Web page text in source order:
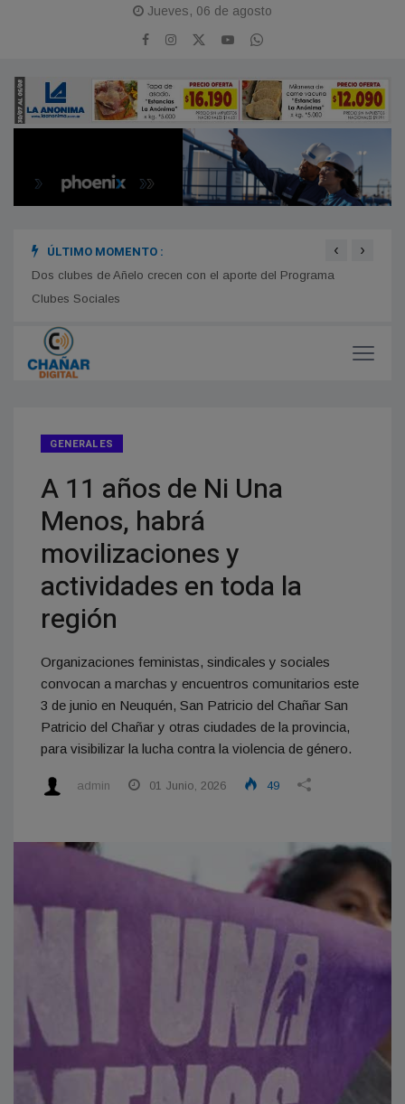
Jueves, 06 de agosto
ÚLTIMO MOMENTO :
Dos clubes de Añelo crecen con el aporte del Programa
Clubes Sociales
‹ ›
GENERALES
A 11 años de Ni Una
Menos, habrá
movilizaciones y
actividades en toda la
región
Organizaciones feministas, sindicales y sociales
convocan a marchas y encuentros comunitarios este
3 de junio en Neuquén, San Patricio del Chañar San
Patricio del Chañar y otras ciudades de la provincia,
para visibilizar la lucha contra la violencia de género.
admin 01 Junio, 2026 49